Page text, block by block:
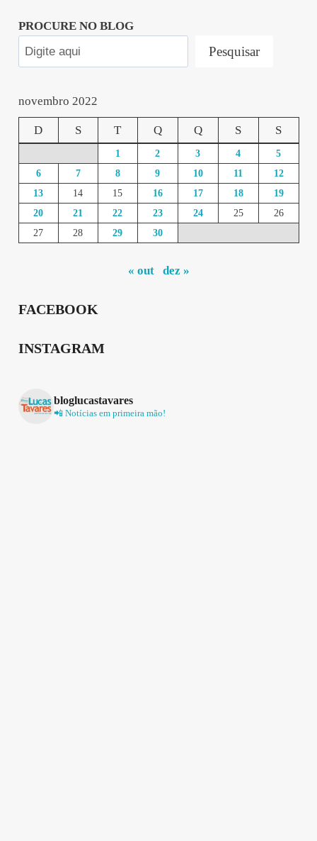
PROCURE NO BLOG
Pesquisar
novembro 2022
D S T Q Q S S
1 2 3 4
5
6
7 8 9 10 11
12
13
14 15 16 17 18
19
20
21 22 23 24 25
26
27
28 29 30
« out dez »
FACEBOOK
INSTAGRAM
bloglucastavares
📲 Notícias em primeira mão!